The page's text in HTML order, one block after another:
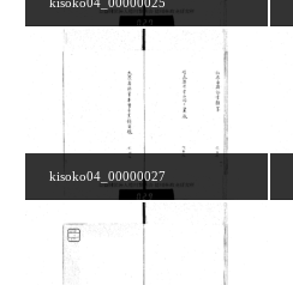
kisoko04_00000027